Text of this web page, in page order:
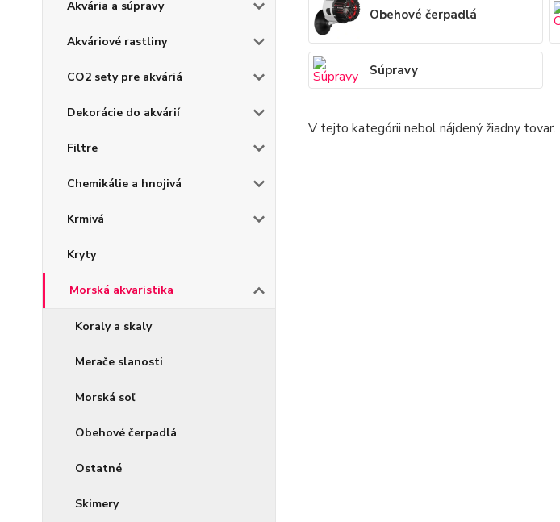
Akvária a súpravy
Akváriové rastliny
CO2 sety pre akváriá
Dekorácie do akvárií
Filtre
Chemikálie a hnojivá
Krmivá
Kryty
Morská akvaristika
Koraly a skaly
Merače slanosti
Morská soľ
Obehové čerpadlá
Ostatné
Skimery
Obehové čerpadlá
Súpravy
V tejto kategórii nebol nájdený žiadny tovar.